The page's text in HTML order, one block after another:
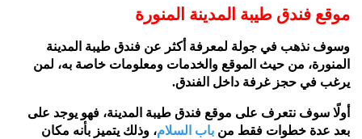
موقع فندق طيبة المدينة المنورة
وسوف نذهب في جولة لمعرفة أكثر عن فندق طيبة المدينة
المنورة، من حيث الموقع والخدمات ومعلومات خاصة به، لمن
يرغب في حجز غرفة داخل الفندق.
أولًا سوف نتعرف على موقع فندق طيبة المدينة، فهو يوجد على
بعد عدة خطوات فقط من باب السلام، وذلك يتميز بأنه مكان